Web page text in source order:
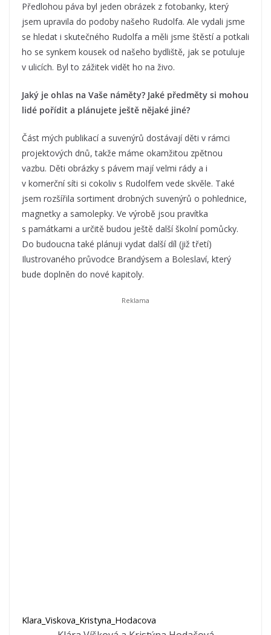
Předlohou páva byl jeden obrázek z fotobanky, který
jsem upravila do podoby našeho Rudolfa. Ale vydali jsme
se hledat i skutečného Rudolfa a měli jsme štěstí a potkali
ho se synkem kousek od našeho bydliště, jak se potuluje
v ulicích. Byl to zážitek vidět ho na živo.
Jaký je ohlas na Vaše náměty? Jaké předměty si mohou
lidé pořídit a plánujete ještě nějaké jiné?
Část mých publikací a suvenýrů dostávají děti v rámci
projektových dnů, takže máme okamžitou zpětnou
vazbu. Děti obrázky s pávem mají velmi rády a i
v komerční síti si cokoliv s Rudolfem vede skvěle. Také
jsem rozšířila sortiment drobných suvenýrů o pohlednice,
magnetky a samolepky. Ve výrobě jsou pravítka
s památkami a určitě budou ještě další školní pomůcky.
Do budoucna také plánuji vydat další díl (již třetí)
Ilustrovaného průvodce Brandýsem a Boleslaví, který
bude doplněn do nové kapitoly.
Klara_Viskova_Kristyna_Hodacova